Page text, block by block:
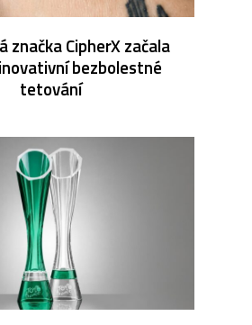
značka CipherX začala
bezbolestné
tetování